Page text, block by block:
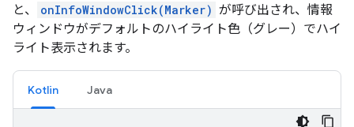
と、
onInfoWindowClick(Marker) が呼び出され、情報
ウィンドウがデフォルトのハイライト色（グレー）でハイ
ライト表示されます。
Kotlin Java